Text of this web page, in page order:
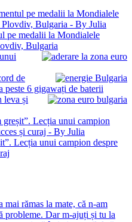
pe medalii la Mondialele
Bulgaria
de
peste 6 gigawați de baterii
leva și
Lecția unui campion despre